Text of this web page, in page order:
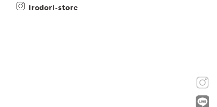
irodori-store